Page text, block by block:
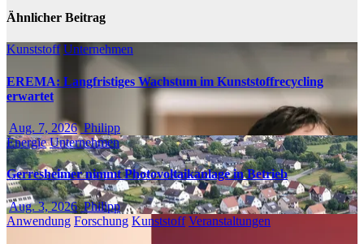
Ähnlicher Beitrag
Kunststoff Unternehmen
EREMA: Langfristiges Wachstum im Kunststoffrecycling
erwartet
Aug. 7, 2026 Philipp
Energie Unternehmen
Gerresheimer nimmt Photovoltaikanlage in Betrieb
Aug. 3, 2026 Philipp
Anwendung Forschung Kunststoff Veranstaltungen